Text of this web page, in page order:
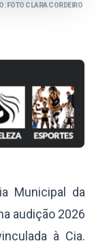
FOTO CLARA CORDEIRO
Municipal da
audição 2026
à Cia.